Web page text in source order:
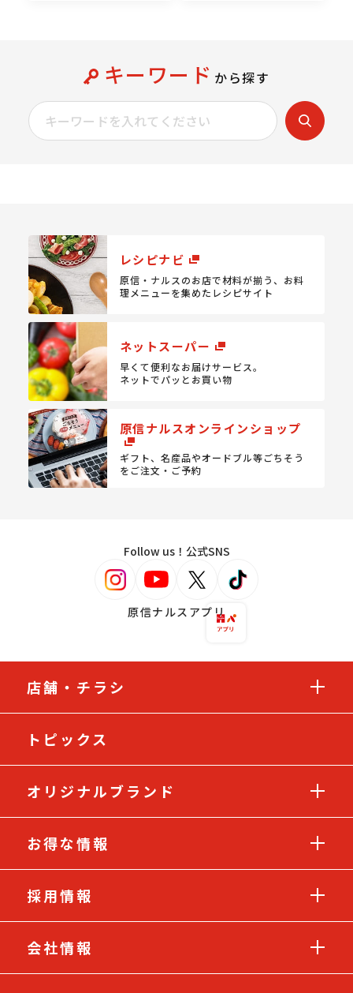
キーワード から探す
レシピナビ
原信・ナルスのお店で材料が揃う、 お料
理メニューを集めたレシピサイト
ネットスーパー
早くて便利なお届けサービス。
ネットでパッとお買い物
原信ナルスオンラインショップ
ギフト、名産品やオードブル等ごちそう
をご注文・ご予約
Follow us！公式SNS
原信ナルスアプリ
店舗・チラシ
トピックス
オリジナルブランド
お得な情報
採用情報
会社情報